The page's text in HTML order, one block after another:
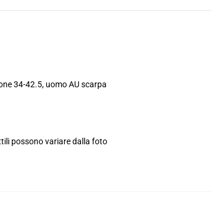
34-42.5, uomo AU scarpa
possono variare dalla foto